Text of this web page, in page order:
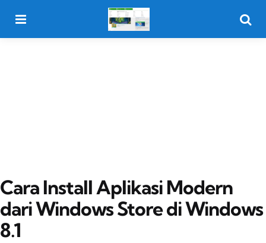
Cara Install Aplikasi Modern
dari Windows Store di Windows
8.1